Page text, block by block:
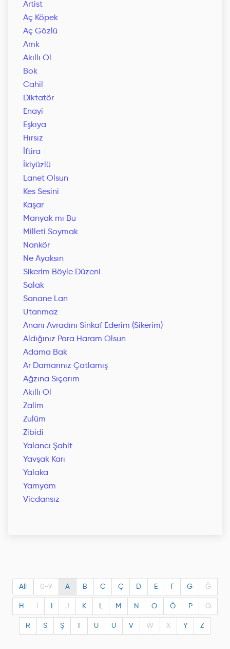
Artist
Aç Köpek
Aç Gözlü
Amk
Akıllı Ol
Bok
Cahil
Diktatör
Enayi
Eşkıya
Hırsız
İftira
İkiyüzlü
Lanet Olsun
Kes Sesini
Kaşar
Manyak mı Bu
Milleti Soymak
Nankör
Ne Ayaksın
Sikerim Böyle Düzeni
Salak
Sanane Lan
Utanmaz
Ananı Avradını Sinkaf Ederim (Sikerim)
Aldığınız Para Haram Olsun
Adama Bak
Ar Damarınız Çatlamış
Ağzına Sıçarım
Akıllı Ol
Zalim
Zulüm
Zibidi
Yalancı Şahit
Yavşak Karı
Yalaka
Yamyam
Vicdansız
All 0-9 A B C Ç D E F G Ğ
H J K L M N O Ö P Q
R S Ş U Ü V W X Y Z